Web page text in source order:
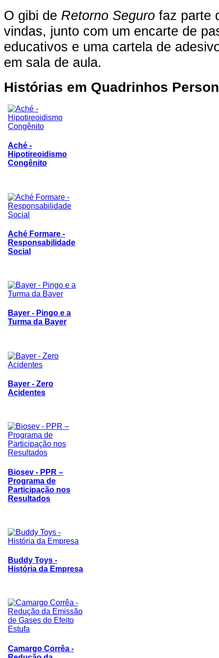
O gibi de Retorno Seguro faz parte
vindas, junto com um encarte de
educativos e uma cartela de
em sala de aula.
Histórias em Quadrinhos
Aché -
Hipotireoidismo
Congênito
Aché Formare -
Responsabilidade
Social
Bayer - Pingo e a
Turma da Bayer
Bayer - Zero
Acidentes
Biosev - PPR –
Programa de
Participação nos
Resultados
Buddy Toys -
História da Empresa
Camargo Corrêa -